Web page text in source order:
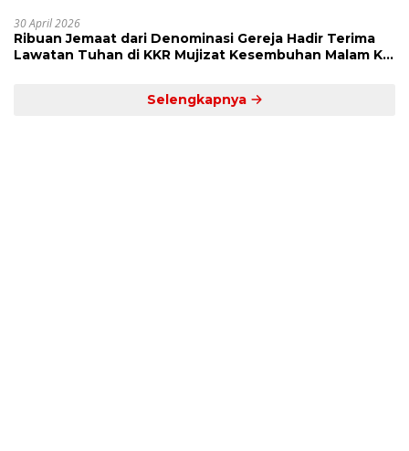
30 April 2026
Ribuan Jemaat dari Denominasi Gereja Hadir Terima
Lawatan Tuhan di KKR Mujizat Kesembuhan Malam Ke
Selengkapnya